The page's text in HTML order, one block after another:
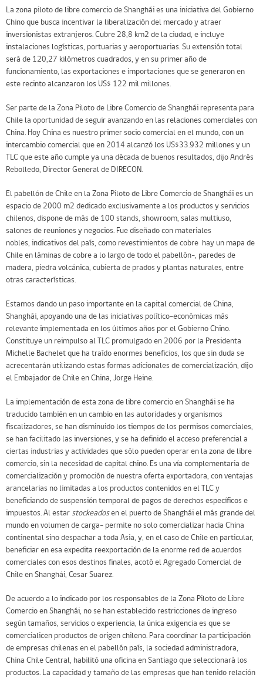
La zona piloto de libre comercio de Shanghái es una iniciativa del Gobierno
Chino que busca incentivar la liberalización del mercado y atraer
inversionistas extranjeros. Cubre 28,8 km2 de la ciudad, e incluye
instalaciones logísticas, portuarias y aeroportuarias. Su extensión total
será de 120,27 kilómetros cuadrados, y en su primer año de
funcionamiento, las exportaciones e importaciones que se generaron en
este recinto alcanzaron los US$ 122 mil millones.
Ser parte de la Zona Piloto de Libre Comercio de Shanghái representa para
Chile la oportunidad de seguir avanzando en las relaciones comerciales con
China. Hoy China es nuestro primer socio comercial en el mundo, con un
intercambio comercial que en 2014 alcanzó los US$33.932 millones y un
TLC que este año cumple ya una década de buenos resultados, dijo Andrés
Rebolledo, Director General de DIRECON.
El pabellón de Chile en la Zona Piloto de Libre Comercio de Shanghái es un
espacio de 2000 m2 dedicado exclusivamente a los productos y servicios
chilenos, dispone de más de 100 stands, showroom, salas multiuso,
salones de reuniones y negocios. Fue diseñado con materiales
nobles, indicativos del país, como revestimientos de cobre  hay un mapa de
Chile en láminas de cobre a lo largo de todo el pabellón-, paredes de
madera, piedra volcánica, cubierta de prados y plantas naturales, entre
otras características.
Estamos dando un paso importante en la capital comercial de China,
Shanghái, apoyando una de las iniciativas político-económicas más
relevante implementada en los últimos años por el Gobierno Chino.
Constituye un reimpulso al TLC promulgado en 2006 por la Presidenta
Michelle Bachelet que ha traído enormes beneficios, los que sin duda se
acrecentarán utilizando estas formas adicionales de comercialización, dijo
el Embajador de Chile en China, Jorge Heine.
La implementación de esta zona de libre comercio en Shanghái se ha
traducido también en un cambio en las autoridades y organismos
fiscalizadores, se han disminuido los tiempos de los permisos comerciales,
se han facilitado las inversiones, y se ha definido el acceso preferencial a
ciertas industrias y actividades que sólo pueden operar en la zona de libre
comercio, sin la necesidad de capital chino. Es una vía complementaria de
comercialización y promoción de nuestra oferta exportadora, con ventajas
arancelarias no limitadas a los productos contenidos en el TLC y
beneficiando de suspensión temporal de pagos de derechos específicos e
impuestos. Al estar stockeadosen el puerto de Shanghái el más grande del
mundo en volumen de carga- permite no solo comercializar hacia China
continental sino despachar a toda Asia, y, en el caso de Chile en particular,
beneficiar en esa expedita reexportación de la enorme red de acuerdos
comerciales con esos destinos finales, acotó el Agregado Comercial de
Chile en Shanghái, Cesar Suarez.
De acuerdo a lo indicado por los responsables de la Zona Piloto de Libre
Comercio en Shanghái, no se han establecido restricciones de ingreso
según tamaños, servicios o experiencia, la única exigencia es que se
comercialicen productos de origen chileno. Para coordinar la participación
de empresas chilenas en el pabellón país, la sociedad administradora,
China Chile Central, habilitó una oficina en Santiago que seleccionará los
productos. La capacidad y tamaño de las empresas que han tenido relación